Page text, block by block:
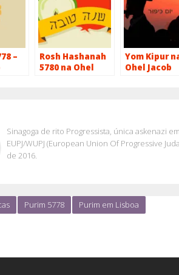
–
Rosh Hashanah
5780 na Ohel
Yom Kipur
Ohel Jacob
Sinagoga de rito Progressista, única askenazi
EUPJ/WUPJ (European Union Of Progressive
de 2016.
Purim 5778 Purim em Lisboa